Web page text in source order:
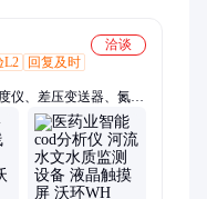
洽谈
L2
回复及时
仪、差压变送器、氮氧
、电磁流量计